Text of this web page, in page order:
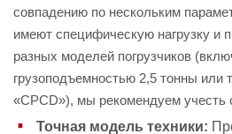
совпадению по нескольким
имеют специфическую нагрузку и
разных моделей погрузчиков
грузоподъемностью 2,5 тонны или
«CPCD»), мы рекомендуем
Точная модель техники: